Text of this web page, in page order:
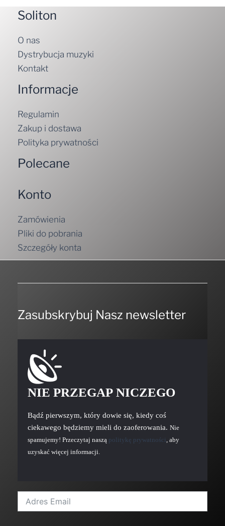
Soliton
O nas
Dystrybucja muzyki
Kontakt
Informacje
Regulamin
Zakup i dostawa
Polityka prywatności
Polecane
Konto
Zamówienia
Pliki do pobrania
Szczegóły konta
Zasubskrybuj Nasz newsletter
NIE PRZEGAP NICZEGO
Bądź pierwszym, który dowie się, kiedy coś
ciekawego będziemy mieli do zaoferowania. Nie
spamujemy! Przeczytaj naszą politykę prywatności, aby
uzyskać więcej informacji.